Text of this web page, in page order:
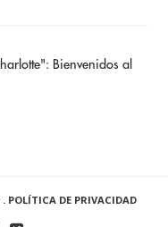
Bienvenidos al
. POLÍTICA DE PRIVACIDAD